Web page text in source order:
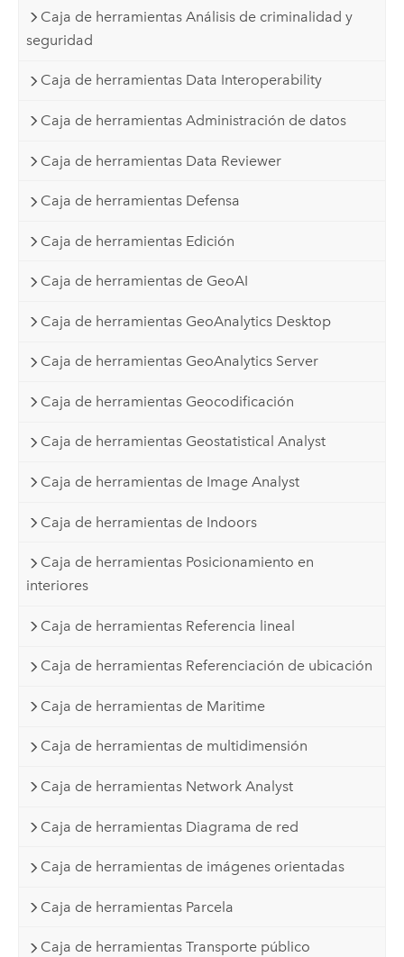
Caja de herramientas Análisis de criminalidad y
seguridad
Caja de herramientas Data Interoperability
Caja de herramientas Administración de datos
Caja de herramientas Data Reviewer
Caja de herramientas Defensa
Caja de herramientas Edición
Caja de herramientas de GeoAI
Caja de herramientas GeoAnalytics Desktop
Caja de herramientas GeoAnalytics Server
Caja de herramientas Geocodificación
Caja de herramientas Geostatistical Analyst
Caja de herramientas de Image Analyst
Caja de herramientas de Indoors
Caja de herramientas Posicionamiento en
interiores
Caja de herramientas Referencia lineal
Caja de herramientas Referenciación de ubicación
Caja de herramientas de Maritime
Caja de herramientas de multidimensión
Caja de herramientas Network Analyst
Caja de herramientas Diagrama de red
Caja de herramientas de imágenes orientadas
Caja de herramientas Parcela
Caja de herramientas Transporte público